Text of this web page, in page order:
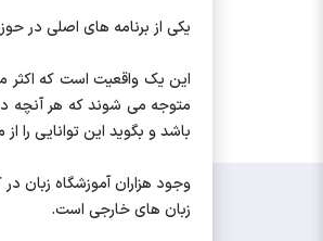
یکی از برنامه های اصلی
این یک واقعیت است که اکثر
متوجه می شوند که هر آنچه
باشد و بگوید این توانایی
وجود هزاران آموزشگاه زبان
زبان های خارجی است.